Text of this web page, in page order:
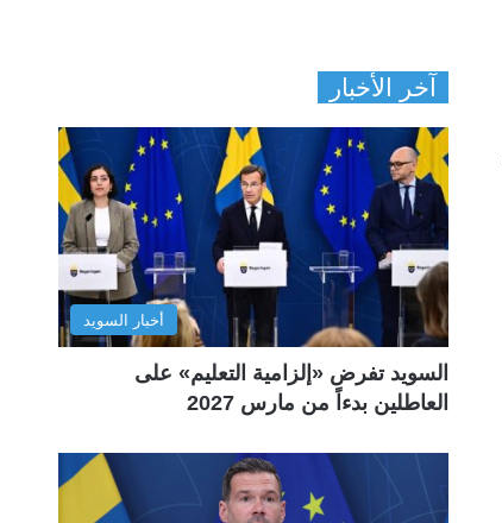
آخر الأخبار
أخبار السويد
السويد تفرض «إلزامية التعليم» على
العاطلين بدءاً من مارس 2027